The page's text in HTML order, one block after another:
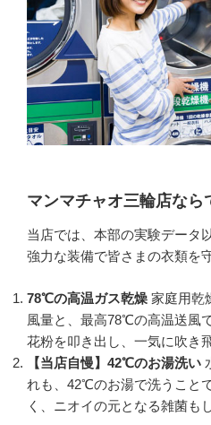
マンマチャオ三輪店なら
当店では、本部の実験データ
強力な装備で皆さまの衣類を
78℃の高温ガス乾燥 家庭用乾
風量と、最高78℃の高温送風
花粉を叩き出し、一気に吹き
【当店自慢】42℃のお湯洗い
れも、42℃のお湯で洗うこと
く、ニオイの元となる雑菌も